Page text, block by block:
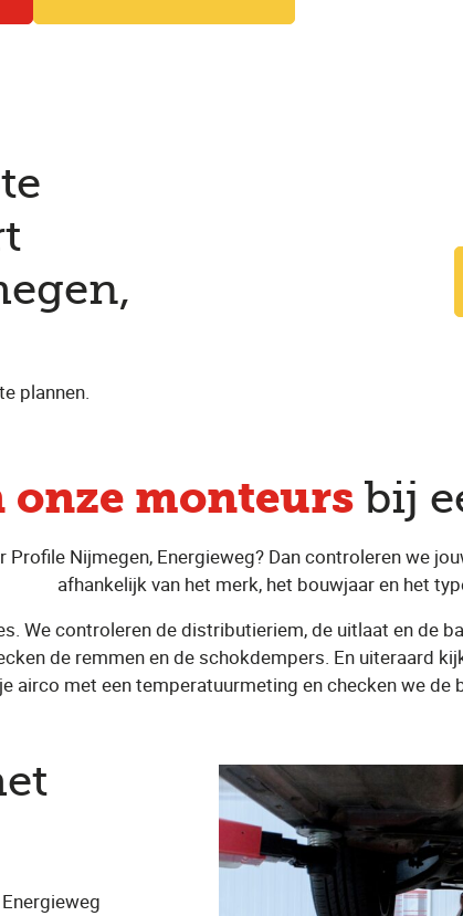
plannen.
onze monteursbij
Nijmegen, Energieweg? Dan controleren we
afhankelijk van het merk, het bouwjaar en het
We controleren de distributieriem, de uitlaat en de
de remmen en de schokdempers. En uiteraard
je airco met een temperatuurmeting en checken we de